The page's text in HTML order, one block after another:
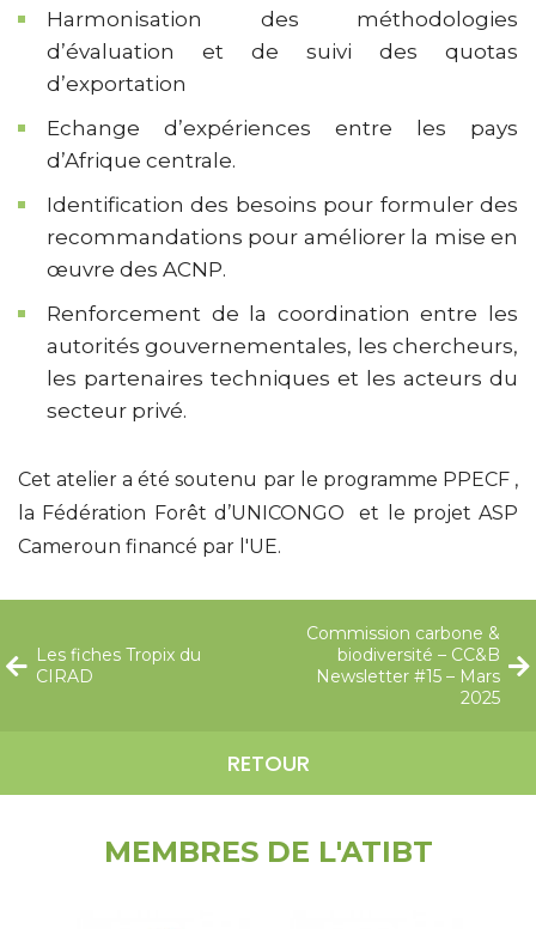
Harmonisation des méthodologies
d’évaluation et de suivi des quotas
d’exportation
Echange d’expériences entre les pays
d’Afrique centrale.
Identification des besoins pour formuler des
recommandations pour améliorer la mise en
œuvre des ACNP.
Renforcement de la coordination entre les
autorités gouvernementales, les chercheurs,
les partenaires techniques et les acteurs du
secteur privé.
Cet atelier a été soutenu par le programme PPECF ,
la Fédération Forêt d’UNICONGO et le projet ASP
Cameroun financé par l'UE.
Les fiches Tropix du
CIRAD
RETOUR
Commission carbone &
biodiversité – CC&B
Newsletter #15 – Mars
2025
MEMBRES DE L'ATIBT